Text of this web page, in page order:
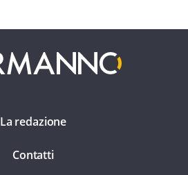
La redazione
Contatti